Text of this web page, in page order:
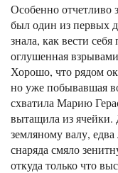
Особенно отчетливо
был один из первых
знала, как вести
оглушенная
Хорошо, что рядом
но уже побывавшая
схватила Марию
вытащила из
земляному валу,
снаряда смяло
откуда только что